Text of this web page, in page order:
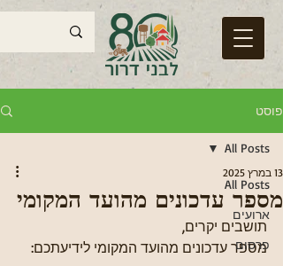
פוסט
All Posts
ארועים
פרסום
All Posts
מספר עדכונים מהועד המקומי
13 במרץ 2025
תושבים יקרים,
מספר עדכונים מהועד המקומי לידיעתכם: